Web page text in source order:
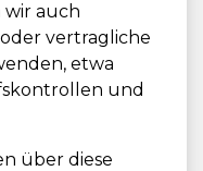
auch
vertragliche
etwa
und
über diese